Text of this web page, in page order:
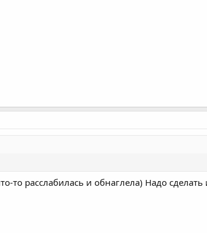
то расслабилась и обнаглела) Надо